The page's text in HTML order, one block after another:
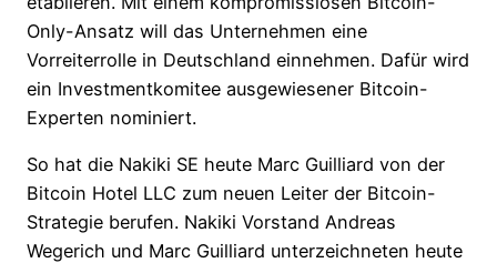
Only-Ansatz will das Unternehmen eine
Vorreiterrolle in Deutschland einnehmen. Dafür wird
ein Investmentkomitee ausgewiesener Bitcoin-
Experten nominiert.
So hat die Nakiki SE heute Marc Guilliard von der
Bitcoin Hotel LLC zum neuen Leiter der Bitcoin-
Strategie berufen. Nakiki Vorstand Andreas
Wegerich und Marc Guilliard unterzeichneten heute